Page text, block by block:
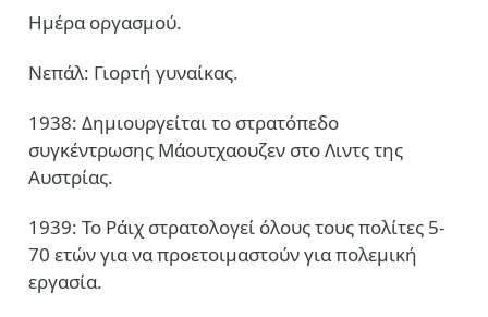
Ημέρα οργασμού.
Νεπάλ: Γιορτή γυναίκας.
1938: Δημιουργείται το στρατόπεδο
συγκέντρωσης Μάουτχαουζεν στο Λιντς της
Αυστρίας.
1939: Το Ράιχ στρατολογεί όλους τους πολίτες 5-
70 ετών για να προετοιμαστούν για πολεμική
εργασία.